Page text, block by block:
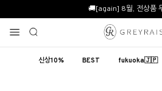
🚚[again] 8월, 전상품
신상10% BEST fukuoka🇯🇵